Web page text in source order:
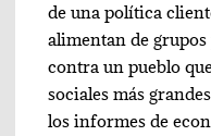
de una política
alimentan de
contra un pueblo
sociales más
los informes de